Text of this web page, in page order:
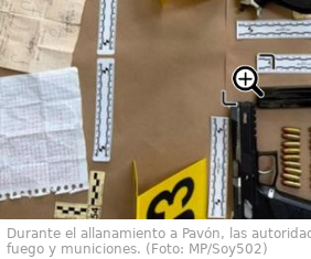
Durante el allanamiento a Pavón, las
fuego y municiones. (Foto: MP/Soy502)